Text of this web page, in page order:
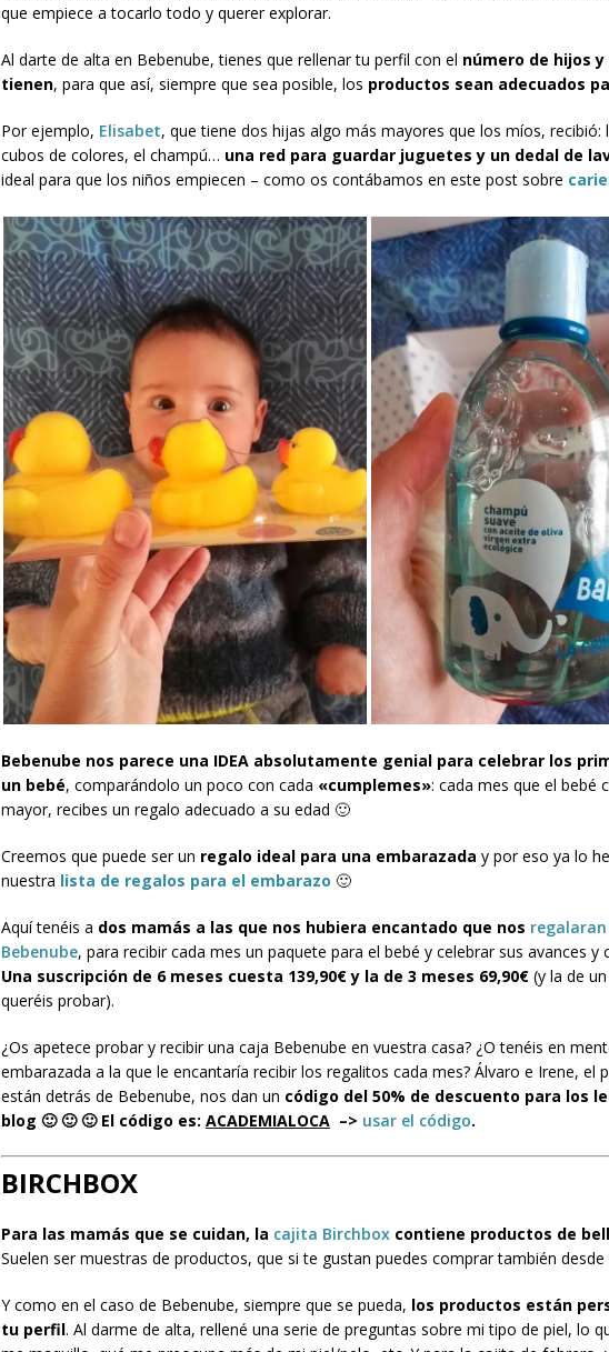
que empiece a tocarlo todo y querer explorar.
Al darte de alta en Bebenube, tienes que rellenar tu perfil con el número de hijos
tienen, para que así, siempre que sea posible, los productos sean adecuados
Por ejemplo, Elisabet, que tiene dos hijas algo más mayores que los míos, recibió:
cubos de colores, el champú… una red para guardar juguetes y un dedal de
ideal para que los niños empiecen – como os contábamos en este post sobre
Bebenube nos parece una IDEA absolutamente genial para celebrar los
un bebé, comparándolo un poco con cada «cumplemes»: cada mes que el bebé
mayor, recibes un regalo adecuado a su edad 🙂
Creemos que puede ser un regalo ideal para una embarazada y por eso ya lo
nuestra lista de regalos para el embarazo 🙂
Aquí tenéis a dos mamás a las que nos hubiera encantado que nos
Bebenube, para recibir cada mes un paquete para el bebé y celebrar sus avances y
Una suscripción de 6 meses cuesta 139,90€ y la de 3 meses 69,90€(y la de
queréis probar).
¿Os apetece probar y recibir una caja Bebenube en vuestra casa? ¿O tenéis en
embarazada a la que le encantaría recibir los regalitos cada mes? Álvaro e Irene, el
están detrás de Bebenube, nos dan un código del 50% de descuento para los
blog 🙂 🙂 🙂 El código es: ACADEMIALOCA–> usar el código.
BIRCHBOX
Para las mamás que se cuidan, la cajita Birchboxcontiene productos de
Suelen ser muestras de productos, que si te gustan puedes comprar también
Y como en el caso de Bebenube, siempre que se pueda, los productos están
tu perfil. Al darme de alta, rellené una serie de preguntas sobre mi tipo de piel, lo